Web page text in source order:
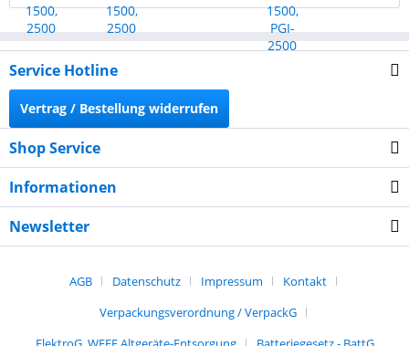
Service Hotline
Vertrag / Bestellung widerrufen
Shop Service
Informationen
Newsletter
AGB Datenschutz Impressum
Kontakt
Verpackungsverordnung / VerpackG